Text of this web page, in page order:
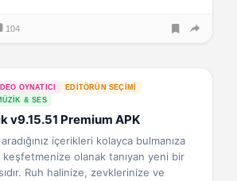
104
OYNATICI
EDITÖRÜN SEÇIMI
& SES
v9.15.51 Premium APK
içerikleri kolayca bulmanıza
olanak tanıyan yeni bir
Ruh halinize, zevklerinize ve